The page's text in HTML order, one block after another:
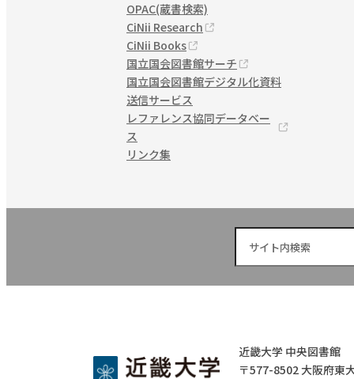
OPAC(蔵書検索)
CiNii Research
CiNii Books
国立国会図書館サーチ
国立国会図書館デジタル化資料
送信サービス
レファレンス協同データベー
ス
リンク集
近畿大学 中央図書館
〒577-8502 大阪府東